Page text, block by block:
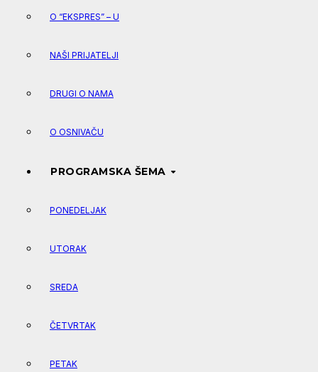
O “EKSPRES” – U
NAŠI PRIJATELJI
DRUGI O NAMA
O OSNIVAČU
PROGRAMSKA ŠEMA
PONEDELJAK
UTORAK
SREDA
ČETVRTAK
PETAK